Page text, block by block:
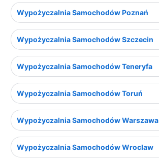
Wypożyczalnia Samochodów Poznań
Wypożyczalnia Samochodów Szczecin
Wypożyczalnia Samochodów Teneryfa
Wypożyczalnia Samochodów Toruń
Wypożyczalnia Samochodów Warszawa
Wypożyczalnia Samochodów Wroclaw